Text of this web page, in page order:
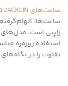
ساعت‌های JACKLIN
ساعت‌ها،
ژاپنی است.
استفاده روزمره
تفاوت را در